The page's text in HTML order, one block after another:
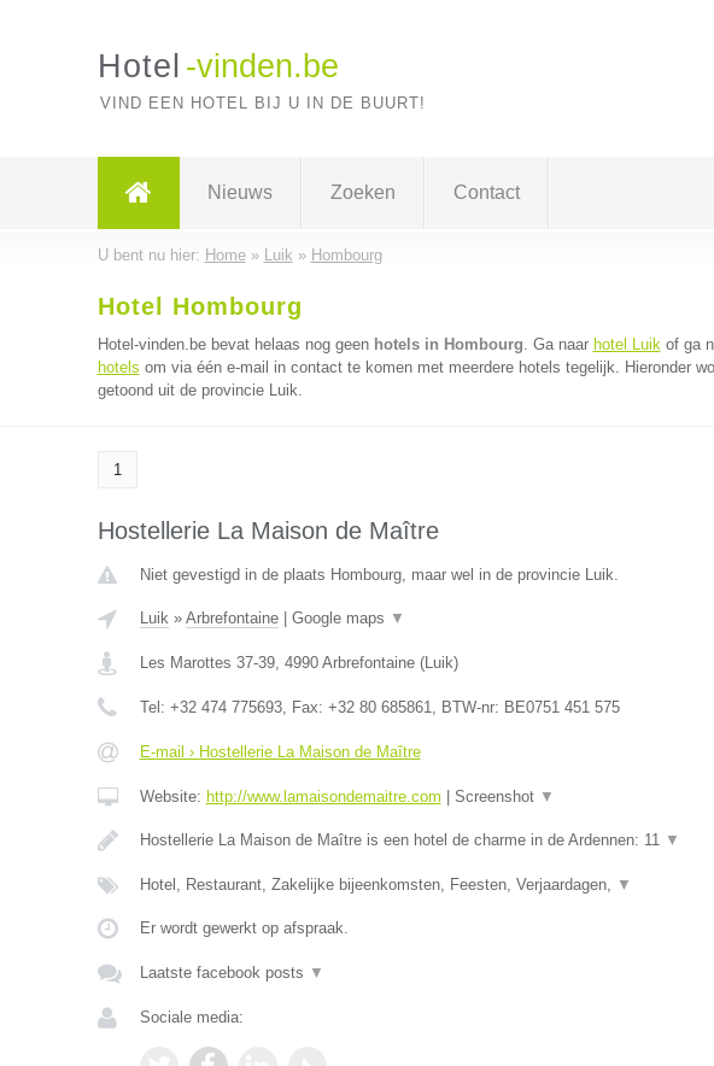
Hotel -vinden.be
VIND EEN HOTEL BIJ U IN DE BUURT!
Nieuws Zoeken Contact
U bent nu hier: Home» Luik » Hombourg
Hotel Hombourg
Hotel-vinden.be bevat helaas nog geen hotels in Hombourg. Ga naar hotel Luikof ga
hotels om via één e-mail in contact te komen met meerdere hotels tegelijk. Hieronder
getoond uit de provincie Luik.
1
Hostellerie La Maison de Maître
Niet gevestigd in de plaats Hombourg, maar wel in de provincie Luik.
Luik» Arbrefontaine| Google maps ▼
Les Marottes 37-39, 4990 Arbrefontaine(Luik)
Tel: +32 474 775693, Fax: +32 80 685861, BTW-nr: BE0751 451 575
E-mail › Hostellerie La Maison de Maître
Website: http://www.lamaisondemaitre.com Screenshot ▼
Hostellerie La Maison de Maître is een hotel de charme in de Ardennen: 11 ▼
Hotel, Restaurant, Zakelijke bijeenkomsten, Feesten, Verjaardagen, ▼
Er wordt gewerkt op afspraak.
Laatste facebook posts ▼
Sociale media: